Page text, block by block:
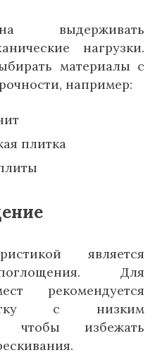
выдерживать
нагрузки.
материалы с
например:
плитка
является
Для
рекомендуется
с низким
чтобы избежать